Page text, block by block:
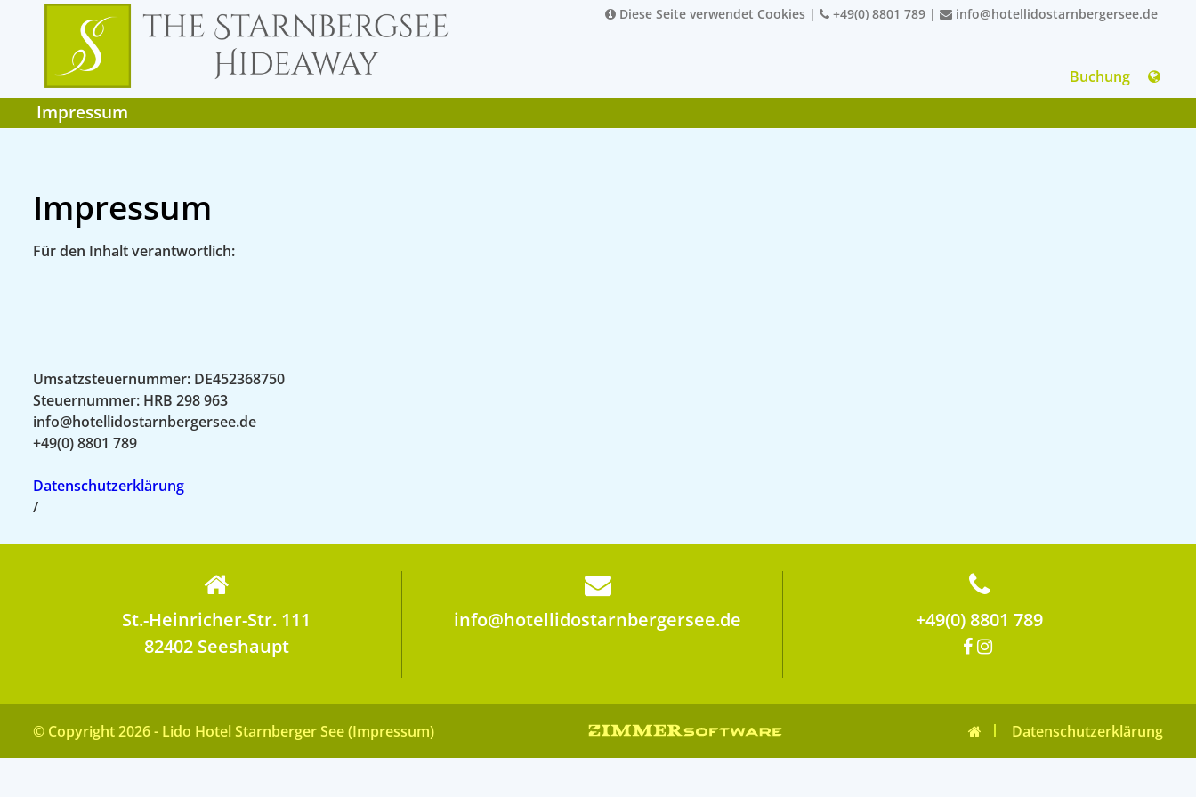
Diese Seite verwendet Cookies | +49(0) 8801 789 | info@hotellidostarnbergersee.de
Buchung
Impressum
Impressum
Für den Inhalt verantwortlich:
Umsatzsteuernummer: DE452368750
Steuernummer: HRB 298 963
info@hotellidostarnbergersee.de
+49(0) 8801 789
Datenschutzerklärung
/
St.-Heinricher-Str. 111
82402 Seeshaupt
info@hotellidostarnbergersee.de +49(0) 8801 789
Datenschutzerklärung
© Copyright 2026 - Lido Hotel Starnberger See (Impressum)